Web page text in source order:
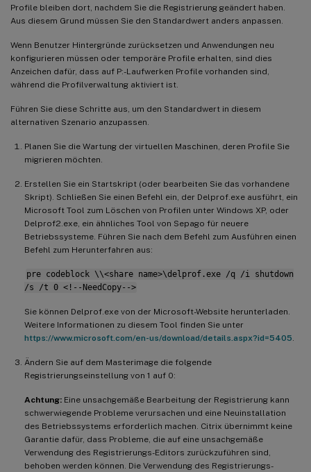
Profile bleiben dort, nachdem Sie die Registrierung geändert haben.
Aus diesem Grund müssen Sie den Standardwert anders anpassen.
Wenn Benutzer Hintergründe zurücksetzen und Anwendungen neu
konfigurieren müssen oder temporäre Profile erhalten, sind dies
Anzeichen dafür, dass auf P:-Laufwerken Profile vorhanden sind,
während die Profilverwaltung aktiviert ist.
Führen Sie diese Schritte aus, um den Standardwert in diesem
alternativen Szenario anzupassen.
Planen Sie die Wartung der virtuellen Maschinen, deren Profile Sie
migrieren möchten.
Erstellen Sie ein Startskript (oder bearbeiten Sie das vorhandene
Skript). Schließen Sie einen Befehl ein, der Delprof.exe ausführt, ein
Microsoft Tool zum Löschen von Profilen unter Windows XP, oder
Delprof2.exe, ein ähnliches Tool von Sepago für neuere
Betriebssysteme. Führen Sie nach dem Befehl zum Ausführen einen
Befehl zum Herunterfahren aus:
pre codeblock \\<share name>\delprof.exe /q /i shutdown
/s /t 0 <!--NeedCopy-->
Sie können Delprof.exe von der Microsoft-Website herunterladen.
Weitere Informationen zu diesem Tool finden Sie unter
https://www.microsoft.com/en-us/download/details.aspx?id=5405
Ändern Sie auf dem Masterimage die folgende
Registrierungseinstellung von 1 auf 0:
Achtung: Eine unsachgemäße Bearbeitung der Registrierung kann
schwerwiegende Probleme verursachen und eine Neuinstallation
des Betriebssystems erforderlich machen. Citrix übernimmt keine
Garantie dafür, dass Probleme, die auf eine unsachgemäße
Verwendung des Registrierungs-Editors zurückzuführen sind,
behoben werden können. Die Verwendung des Registrierungs-